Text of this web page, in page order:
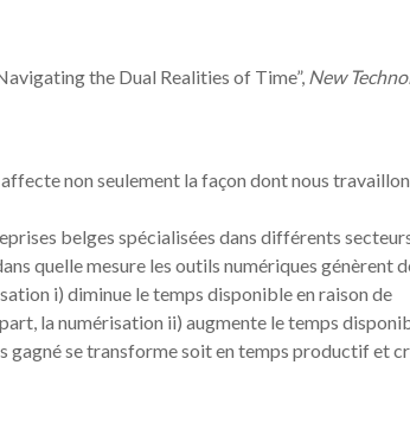
the Dual Realities of Time”, New
non seulement la façon dont nous
belges spécialisées dans différents
quelle mesure les outils numériques génèrent
i) diminue le temps disponible en raison de
la numérisation ii) augmente le temps
gagné se transforme soit en temps productif et